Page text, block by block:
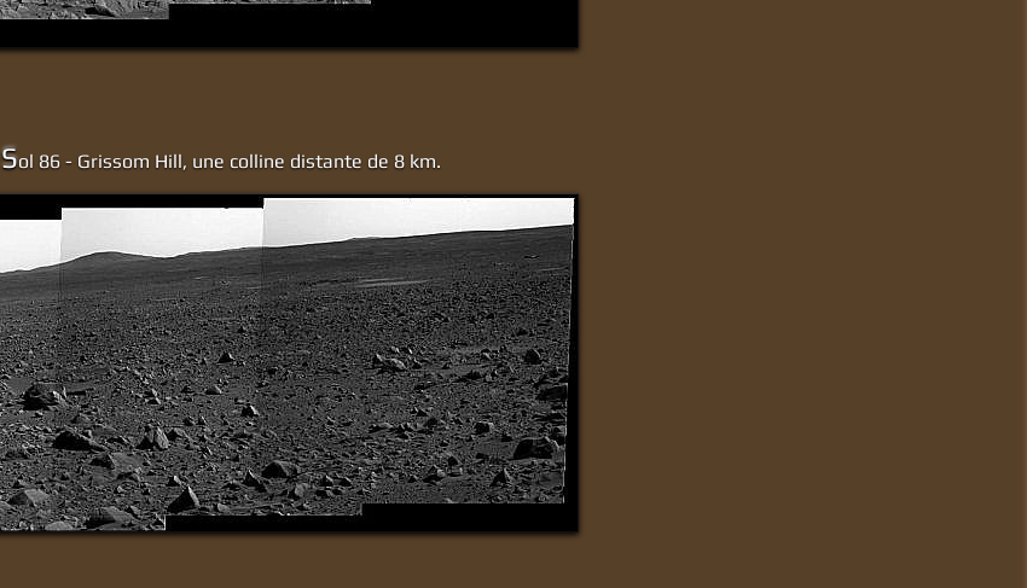
Sol 86 - Grissom Hill, une colline distante de 8 km.